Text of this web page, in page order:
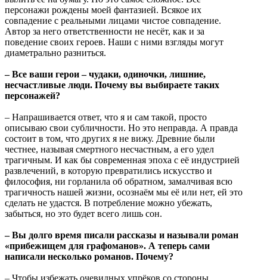
персонажи рождены моей фантазией. Всякое их
совпадение с реальными лицами чистое совпадение.
Автор за него ответственности не несёт, как и за
поведение своих героев. Наши с ними взгляды могут
диаметрально разниться.
– Все ваши герои – чудаки, одиночки, лишние,
несчастливые люди. Почему вы выбираете таких
персонажей?
– Напрашивается ответ, что я и сам такой, просто
описываю свои субличности. Но это неправда. А правда
состоит в том, что других я не вижу. Древние были
честнее, называя смертного несчастным, а его удел
трагичным. И как бы современная эпоха с её индустрией
развлечений, в которую превратились искусство и
философия, ни горланила об обратном, замалчивая всю
трагичность нашей жизни, осознаём мы её или нет, ей это
сделать не удастся. В потребление можно убежать,
забыться, но это будет всего лишь сон.
– Вы долго время писали рассказы и называли роман
«прибежищем для графоманов». А теперь сами
написали несколько романов. Почему?
– Чтобы избежать очевидных упрёков со стороны